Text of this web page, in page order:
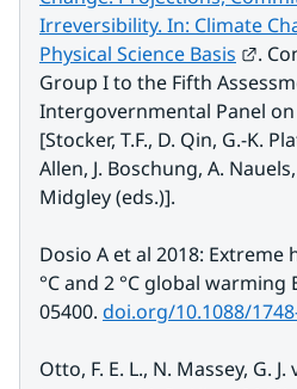
Irreversibility. In: Climate
Physical Science Basis
.
Group I to the Fifth
Intergovernmental Panel
[Stocker, T.F., D. Qin, G.-K.
Allen, J. Boschung, A.
Midgley (eds.)].
Dosio A et al 2018: Extreme
°C and 2 °C global warming
05400. doi.org/10.1088/
Otto, F. E. L., N. Massey, G.